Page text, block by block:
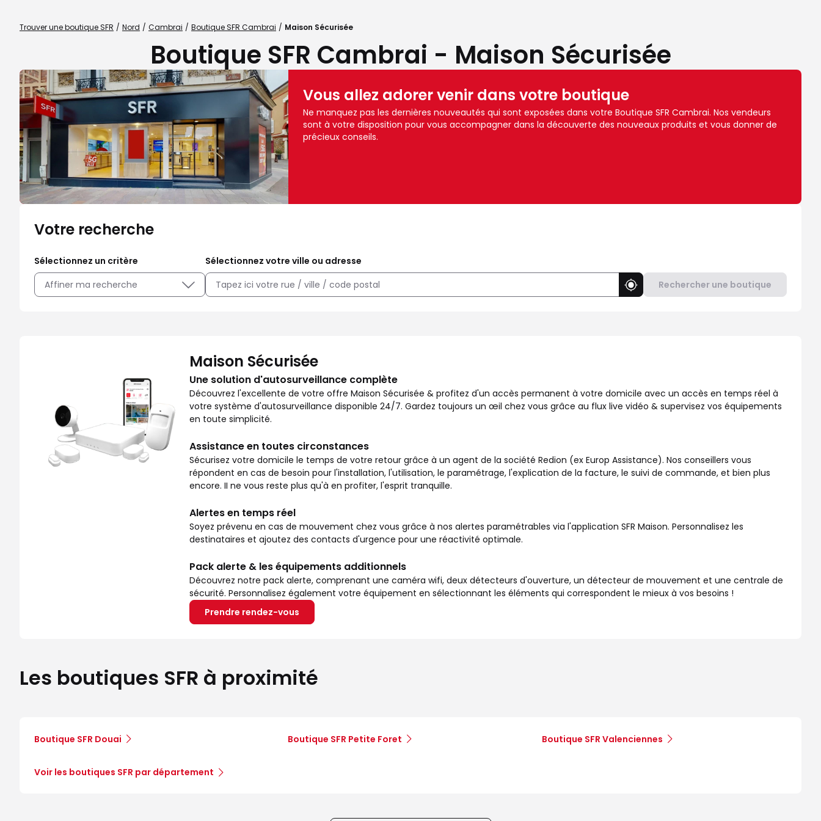
Trouver une boutique SFR Nord Cambrai Boutique SFR Cambrai Maison Sécurisée
Boutique SFR Cambrai - Maison Sécurisée
Vous allez adorer venir dans votre boutique
Ne manquez pas les dernières nouveautés qui sont exposées dans votre Boutique SFR Cambrai. Nos vendeurs
sont à votre disposition pour vous accompagner dans la découverte des nouveaux produits et vous donner de
précieux conseils.
Votre recherche
Sélectionnez un critère
Affiner ma recherche
Sélectionnez votre ville ou adresse
Utiliser ma position
Rechercher une boutique
Maison Sécurisée
Une solution d'autosurveillance complète
Découvrez l'excellente de votre offre Maison Sécurisée & profitez d'un accès permanent à votre domicile avec un accès en temps réel à
votre système d'autosurveillance disponible 24/7. Gardez toujours un œil chez vous grâce au flux live vidéo & supervisez vos équipements
en toute simplicité.
Assistance en toutes circonstances
Sécurisez votre domicile le temps de votre retour grâce à un agent de la société Redion (ex Europ Assistance). Nos conseillers vous
répondent en cas de besoin pour l'installation, l'utilisation, le paramétrage, l'explication de la facture, le suivi de commande, et bien plus
encore. II ne vous reste plus qu'à en profiter, l'esprit tranquille.
Alertes en temps réel
Soyez prévenu en cas de mouvement chez vous grâce à nos alertes paramétrables via l'application SFR Maison. Personnalisez les
destinataires et ajoutez des contacts d'urgence pour une réactivité optimale.
Pack alerte & les équipements additionnels
Découvrez notre pack alerte, comprenant une caméra wifi, deux détecteurs d'ouverture, un détecteur de mouvement et une centrale de
sécurité. Personnalisez également votre équipement en sélectionnant les éléments qui correspondent le mieux à vos besoins !
Prendre rendez-vous
Avec Maison Sécurisée, soyez rassuré sur ce qui se passe chez vous et surveiller votre logement en toutes circonstances, disponible dans votre boutique SFR !
Les boutiques SFR à proximité
Boutique SFR Douai Boutique SFR Petite Foret Boutique SFR Valenciennes
Voir les boutiques SFR par département